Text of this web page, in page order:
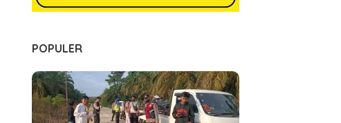
POPULER